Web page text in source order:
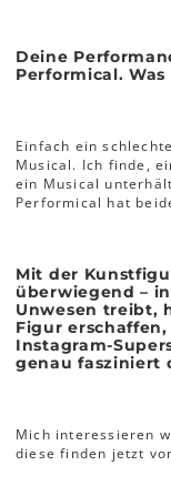
Deine
Performical.
Einfach ein
Musical. Ich finde,
ein Musical
Performical hat
Mit der
überwiegend –
Unwesen treibt,
Figur
Instagram-
genau fasziniert
Mich interessieren
diese finden jetzt